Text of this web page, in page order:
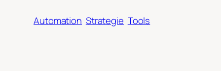
Automation Strategie Tools